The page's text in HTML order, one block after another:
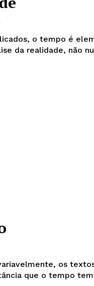
o tempo é
da realidade, não
que o tempo tem